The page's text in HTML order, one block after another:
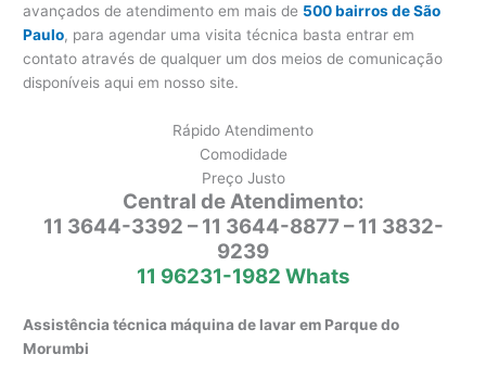
avançados de atendimento em mais de 500 bairros de São
Paulo, para agendar uma visita técnica basta entrar em
contato através de qualquer um dos meios de comunicação
disponíveis aqui em nosso site.
Rápido Atendimento
Comodidade
Preço Justo
Central de Atendimento:
11 3644-3392 – 11 3644-8877 – 11 3832-
9239
11 96231-1982 Whats
Assistência técnica máquina de lavar em Parque do
Morumbi